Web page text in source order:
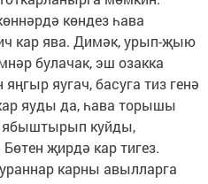
көндез һава
кар ява. Димәк, урып-җыю
булачак, эш озакка
яугач, басуга тиз генә
яуды да, һава торышы
куйды,
җирдә кар тигез.
карны авылларга